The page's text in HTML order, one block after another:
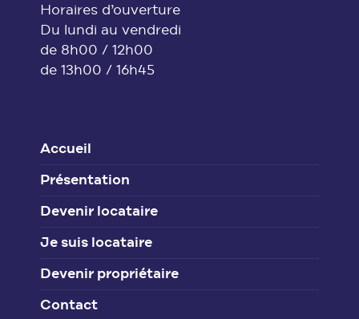
Horaires d’ouverture
Du lundi au vendredi
de 8h00 / 12h00
de 13h00 / 16h45
Accueil
Présentation
Devenir locataire
Je suis locataire
Devenir propriétaire
Contact